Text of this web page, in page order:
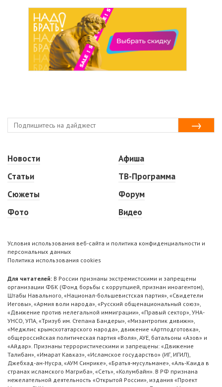
Новости
Статьи
Сюжеты
Фото
Афиша
ТВ-Программа
Форум
Видео
Условия использования веб-сайта и политика конфиденциальности и
персональных данных
Политика использования cookies
Для читателей: В России признаны экстремистскими и запрещены
организации ФБК (Фонд борьбы с коррупцией, признан иноагентом),
Штабы Навального, «Национал-большевистская партия», «Свидетели
Иеговы», «Армия воли народа», «Русский общенациональный союз»,
«Движение против нелегальной иммиграции», «Правый сектор», УНА-
УНСО, УПА, «Тризуб им. Степана Бандеры», «Мизантропик дивижн»,
«Меджлис крымскотатарского народа», движение «Артподготовка»,
общероссийская политическая партия «Воля», АУЕ, батальоны «Азов» и
«Айдар». Признаны террористическими и запрещены: «Движение
Талибан», «Имарат Кавказ», «Исламское государство» (ИГ, ИГИЛ),
Джебхад-ан-Нусра, «АУМ Синрике», «Братья-мусульмане», «Аль-Каида в
странах исламского Магриба», «Сеть», «Колумбайн». В РФ признана
нежелательной деятельность «Открытой России», издания «Проект